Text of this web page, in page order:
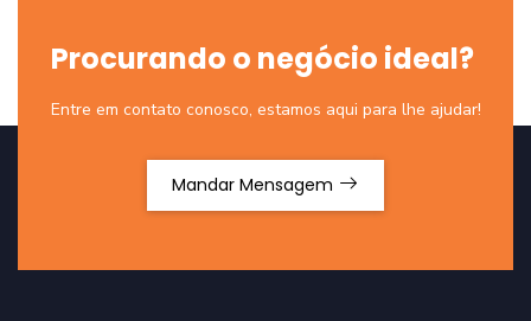
Procurando o negócio ideal?
Entre em contato conosco, estamos aqui para lhe ajudar!
Mandar Mensagem